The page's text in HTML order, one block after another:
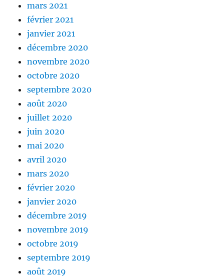
mars 2021
février 2021
janvier 2021
décembre 2020
novembre 2020
octobre 2020
septembre 2020
août 2020
juillet 2020
juin 2020
mai 2020
avril 2020
mars 2020
février 2020
janvier 2020
décembre 2019
novembre 2019
octobre 2019
septembre 2019
août 2019